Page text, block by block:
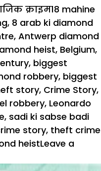
क्राइमTags
18 mahine
, 8 arab ki diamond
, Antwerp diamond
heist, Belgium,
, biggest
robbery, biggest
story, Crime Story,
robbery, Leonardo
, sadi ki sabse badi
story, theft crime
heistLeave a